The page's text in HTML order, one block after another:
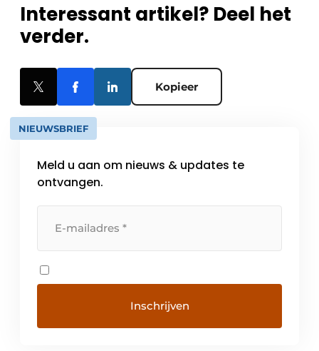
Interessant artikel? Deel het
verder.
Kopieer
NIEUWSBRIEF
Meld u aan om nieuws & updates te
ontvangen.